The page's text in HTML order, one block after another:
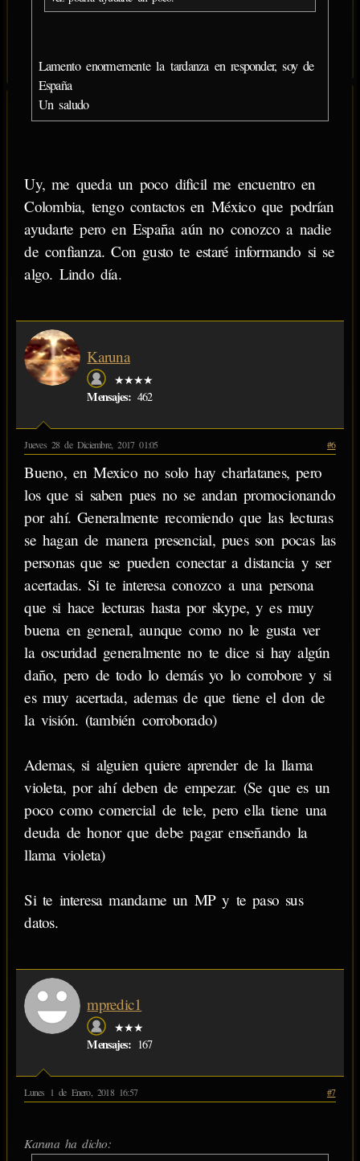
Lamento enormemente la tardanza en responder, soy de
España
Un saludo
Uy, me queda un poco dificil me encuentro en
Colombia, tengo contactos en México que podrían
ayudarte pero en España aún no conozco a nadie
de confianza. Con gusto te estaré informando si se
algo. Lindo día.
Karuna
★★★★
Mensajes: 462
Jueves 28 de Diciembre, 2017 01:05 #6
Bueno, en Mexico no solo hay charlatanes, pero
los que si saben pues no se andan promocionando
por ahí. Generalmente recomiendo que las lecturas
se hagan de manera presencial, pues son pocas las
personas que se pueden conectar a distancia y ser
acertadas. Si te interesa conozco a una persona
que si hace lecturas hasta por skype, y es muy
buena en general, aunque como no le gusta ver
la oscuridad generalmente no te dice si hay algún
daño, pero de todo lo demás yo lo corrobore y si
es muy acertada, ademas de que tiene el don de
la visión. (también corroborado)
Ademas, si alguien quiere aprender de la llama
violeta, por ahí deben de empezar. (Se que es un
poco como comercial de tele, pero ella tiene una
deuda de honor que debe pagar enseñando la
llama violeta)
Si te interesa mandame un MP y te paso sus
datos.
mpredic1
★★★
Mensajes: 167
Lunes 1 de Enero, 2018 16:57 #7
Karuna ha dicho: